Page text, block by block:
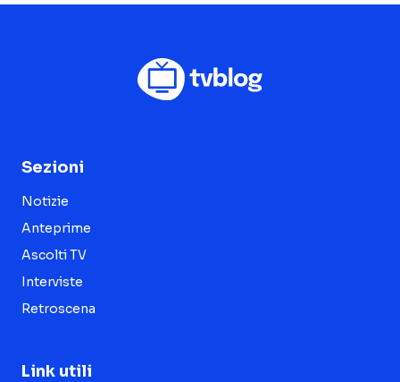
Sezioni
Notizie
Anteprime
Ascolti TV
Interviste
Retroscena
Link utili